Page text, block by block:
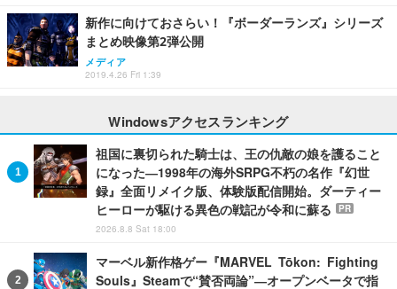
新作に向けておさらい！『ボーダーランズ』シリーズ
まとめ映像第2弾公開
メディア
2019.4.26 Fri 1:39
Windowsアクセスランキング
祖国に裏切られた騎士は、王の仇敵の娘を護ること
になった―1998年の海外SRPG不朽の名作『幻世
録』全面リメイク版、体験版配信開始。ダーティー
ヒーローが駆ける異色の戦記が令和に蘇る
PR
2026.8.8 Sat 18:00
マーベル新作格ゲー『MARVEL Tōkon: Fighting
Souls』Steamで“賛否両論”―オープンベータで指